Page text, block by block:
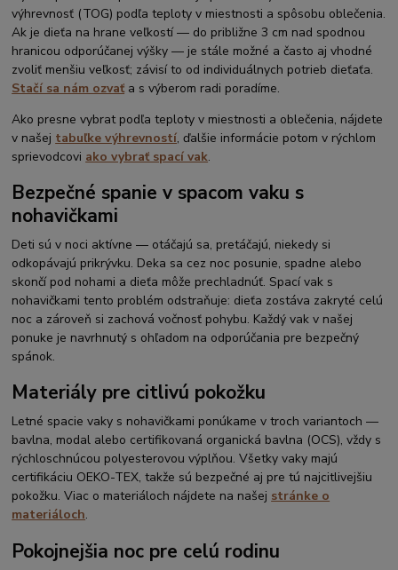
výhrevnosť (TOG) podľa teploty v miestnosti a spôsobu oblečenia.
Ak je dieťa na hrane veľkostí — do približne 3 cm nad spodnou
hranicou odporúčanej výšky — je stále možné a často aj vhodné
zvoliť menšiu veľkosť; závisí to od individuálnych potrieb dieťaťa.
Stačí sa nám ozvaťa s výberom radi poradíme.
Ako presne vybrat podľa teploty v miestnosti a oblečenia, nájdete
v našej tabuľke výhrevností, ďalšie informácie potom v rýchlom
sprievodcovi ako vybrať spací vak.
Bezpečné spanie v spacom vaku s
nohavičkami
Deti sú v noci aktívne — otáčajú sa, pretáčajú, niekedy si
odkopávajú prikrývku. Deka sa cez noc posunie, spadne alebo
skončí pod nohami a dieťa môže prechladnúť. Spací vak s
nohavičkami tento problém odstraňuje: dieťa zostáva zakryté celú
noc a zároveň si zachová vočnosť pohybu. Každý vak v našej
ponuke je navrhnutý s ohľadom na odporúčania pre bezpečný
spánok.
Materiály pre citlivú pokožku
Letné spacie vaky s nohavičkami ponúkame v troch variantoch —
bavlna, modal alebo certifikovaná organická bavlna (OCS), vždy s
rýchloschnúcou polyesterovou výplňou. Všetky vaky majú
certifikáciu OEKO-TEX, takže sú bezpečné aj pre tú najcitlivejšiu
pokožku. Viac o materiáloch nájdete na našej stránke o
materiáloch.
Pokojnejšia noc pre celú rodinu